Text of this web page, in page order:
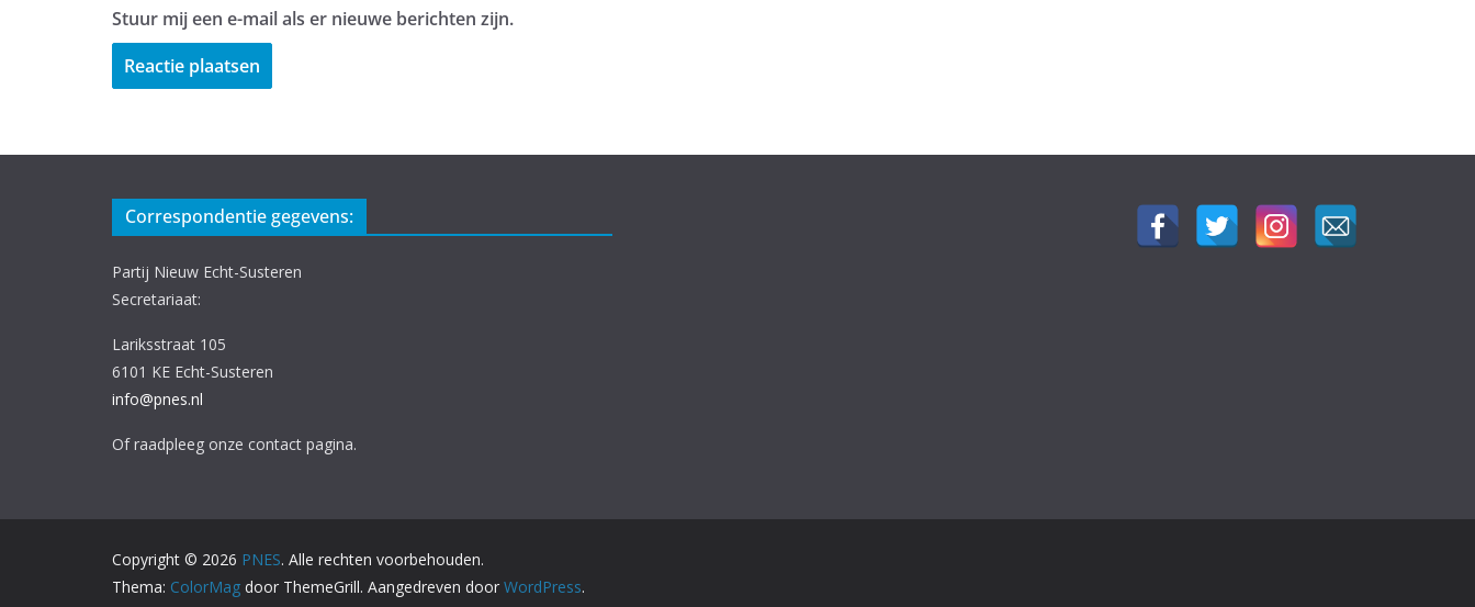
Stuur mij een e-mail als er nieuwe berichten zijn.
Correspondentie gegevens:
Partij Nieuw Echt-Susteren
Secretariaat:
Lariksstraat 105
6101 KE Echt-Susteren
info@pnes.nl
Of raadpleeg onze contact pagina.
Copyright © 2026 PNES. Alle rechten voorbehouden.
Thema: ColorMag door ThemeGrill. Aangedreven door WordPress.